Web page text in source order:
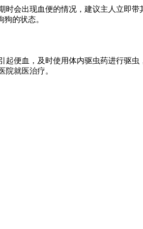
会出现血便的情况，建议主人立即
的状态。
便血，及时使用体内驱虫药进行驱
就医治疗。